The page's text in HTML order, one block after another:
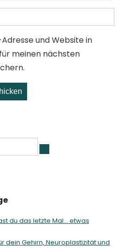
und Website in
meinen nächsten
du das letzte Mal… etwas
dein Gehirn, Neuroplastizität und